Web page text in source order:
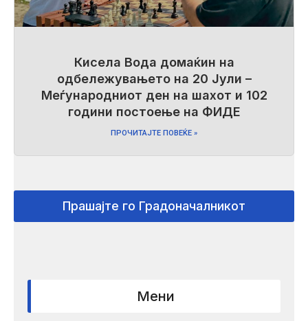
Кисела Вода домаќин на
одбележувањето на 20 Јули –
Меѓународниот ден на шахот и 102
години постоење на ФИДЕ
ПРОЧИТАЈТЕ ПОВЕЌЕ »
Прашајте го Градоначалникот
Мени